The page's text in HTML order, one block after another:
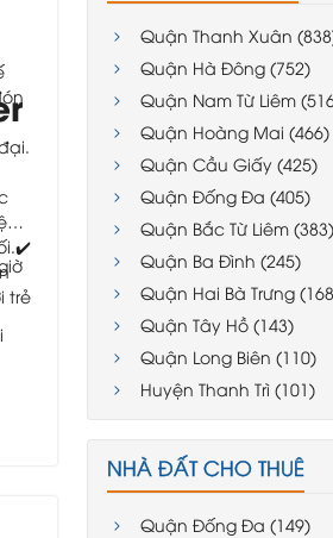
✔️
trẻ
Quận Thanh Xuân
Quận Hà Đông (752)
Quận Nam Từ Liêm
Quận Hoàng Mai (466)
Quận Cầu Giấy (425)
Quận Đống Đa (405)
Quận Bắc Từ Liêm (383)
Quận Ba Đình (245)
Quận Hai Bà Trưng
Quận Tây Hồ (143)
Quận Long Biên (110)
Huyện Thanh Trì (101)
NHÀ ĐẤT CHO THUÊ
Quận Đống Đa (149)